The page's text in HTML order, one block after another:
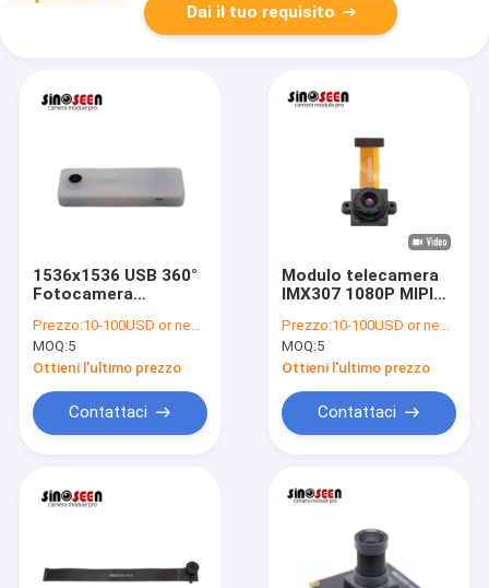
Dai il tuo requisito
1536x1536 USB 360°
Fotocamera
obiettivo FOV 210°
Prezzo:10-100USD or negotiable
MOQ:5
Ottieni l'ultimo prezzo
Contattaci
Modulo telecamera
IMX307 1080P MIPI
Home e Droni
Prezzo:10-100USD or negotiable
MOQ:5
Ottieni l'ultimo prezzo
Contattaci